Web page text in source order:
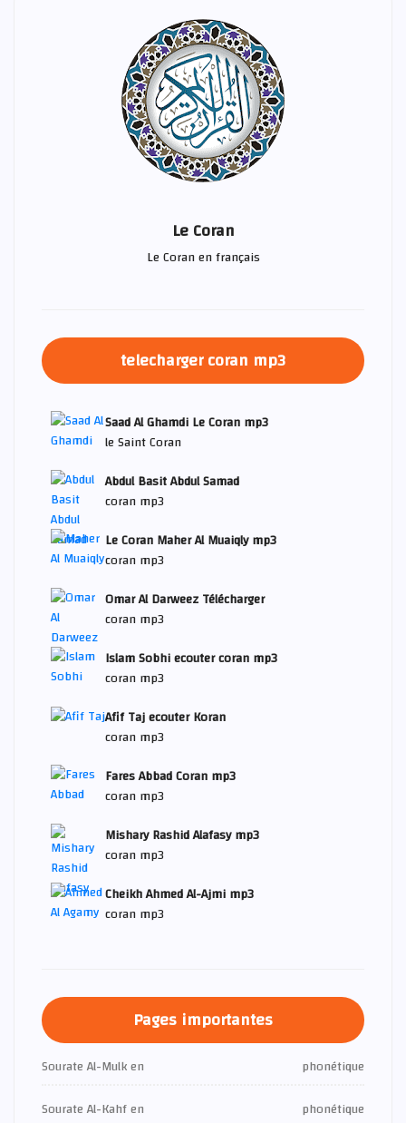
Le Coran
Le Coran en français
telecharger coran mp3
Saad Al Ghamdi Le Coran mp3
le Saint Coran
Abdul Basit Abdul Samad
coran mp3
Le Coran Maher Al Muaiqly mp3
coran mp3
Omar Al Darweez Télécharger
coran mp3
Islam Sobhi ecouter coran mp3
coran mp3
Afif Taj ecouter Koran
coran mp3
Fares Abbad Coran mp3
coran mp3
Mishary Rashid Alafasy mp3
coran mp3
Cheikh Ahmed Al-Ajmi mp3
coran mp3
Pages importantes
Sourate Al-Mulk en
phonétique
Sourate Al-Kahf en
phonétique